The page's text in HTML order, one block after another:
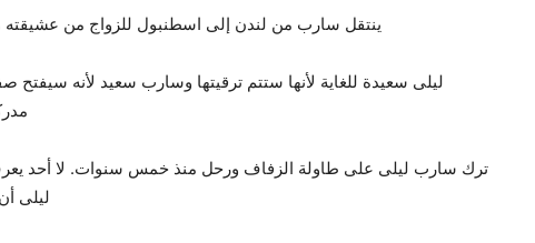
ينتقل سارب من لندن إلى اسطنبول للزواج من عشيقته
ليلى سعيدة للغاية لأنها ستتم ترقيتها وسارب سعيد لأنه سيفتح
ترك سارب ليلى على طاولة الزفاف ورحل منذ خمس سنوات. لا أحد
ليلى